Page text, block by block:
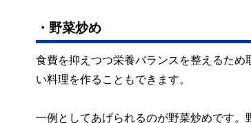
・野菜炒め
食費を抑えつつ栄養バランスを整えるた
い料理を作ることもできます。
一例としてあげられるのが野菜炒めです